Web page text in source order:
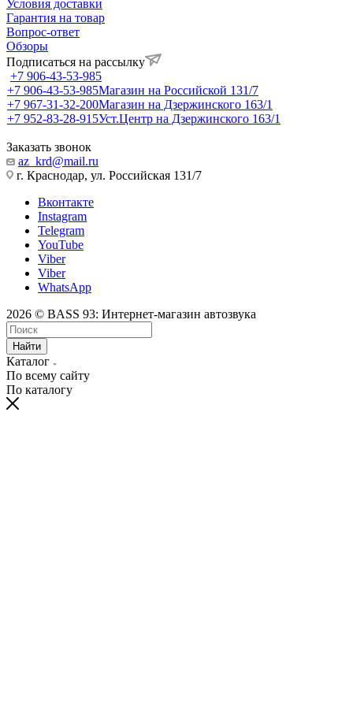
Условия доставки
Гарантия на товар
Вопрос-ответ
Обзоры
Подписаться на рассылку
+7 906-43-53-985
+7 906-43-53-985Магазин на Российской 131/7
+7 967-31-32-200Магазин на Дзержинского 163/1
+7 952-83-28-915Уст.Центр на Дзержинского 163/1
Заказать звонок
az_krd@mail.ru
г. Краснодар, ул. Российская 131/7
Вконтакте
Instagram
Telegram
YouTube
Viber
Viber
WhatsApp
2026 © BASS 93: Интернет-магазин автозвука
Найти
Каталог
По всему сайту
По каталогу